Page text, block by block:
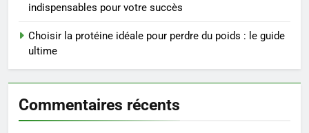
Prévenir les chutes chez les
exercices
BIEN ÊTRE
7
Voyance à La Rochelle : où
indispensables pour votre succès
Choisir la protéine idéale pour perdre du poids : le guide
ultime
Commentaires récents